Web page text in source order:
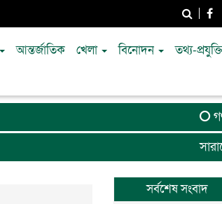
আন্তর্জাতিক খেলা বিনোদন তথ্য-
সর্বশেষ সংবাদ